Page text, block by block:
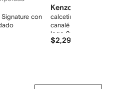
Signature con
Kenzo
calcetines tejidos de
canalé con parche del
logo 2000 en
colaboración con
$2,292